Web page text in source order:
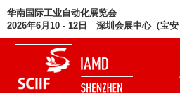
华南国际工业自动化展览会
2026年6月10 - 12日 深圳会展中心（宝安